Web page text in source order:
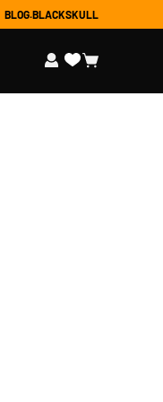
BLOG.BLACKSKULL